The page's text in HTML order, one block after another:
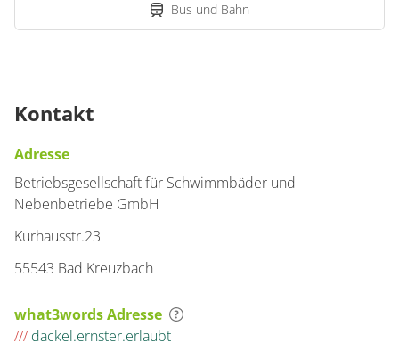
Bus und Bahn
Kontakt
Adresse
Betriebsgesellschaft für Schwimmbäder und
Nebenbetriebe GmbH
Kurhausstr.23
55543 Bad Kreuzbach
what3words Adresse
/// dackel.ernster.erlaubt